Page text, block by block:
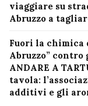
viaggiare su
Abruzzo a
Fuori la chimica
Abruzzo”
ANDARE A
tavola:
additivi e gli